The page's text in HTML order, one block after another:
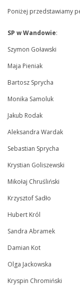
Poniżej przedstawiamy
SP w Wandowie:
Szymon Goławski
Maja Pieniak
Bartosz Sprycha
Monika Samoluk
Jakub Rodak
Aleksandra Wardak
Sebastian Sprycha
Krystian Goliszewski
Mikołaj Chruśliński
Krzysztof Sadło
Hubert Król
Sandra Abramek
Damian Kot
Olga Jackowska
Kryspin Chromiński